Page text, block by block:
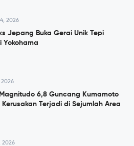
2026
Jepang Buka Gerai Unik Tepi
Yokohama
2026
6,8 Guncang Kumamoto
Terjadi di Sejumlah Area
2026